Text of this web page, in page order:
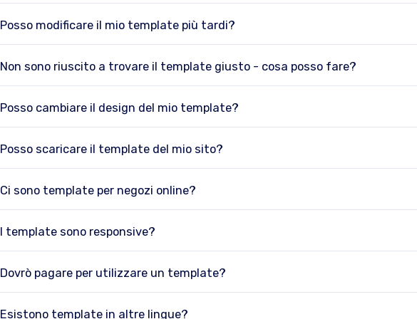
Posso modificare il mio template più tardi?
Non sono riuscito a trovare il template giusto - cosa posso fare?
Posso cambiare il design del mio template?
Posso scaricare il template del mio sito?
Ci sono template per negozi online?
I template sono responsive?
Dovrò pagare per utilizzare un template?
Esistono template in altre lingue?